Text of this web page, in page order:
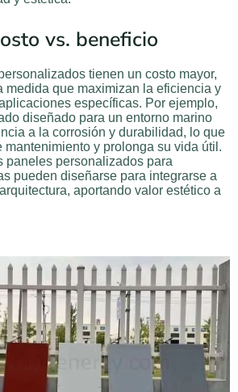
vs. beneficio
tienen un costo mayor,
medida que maximizan la eficiencia y
específicas. Por ejemplo,
diseñado para un entorno marino
a la corrosión y durabilidad, lo que
mantenimiento y prolonga su vida útil.
paneles personalizados para
pueden diseñarse para integrarse a
aportando valor estético a